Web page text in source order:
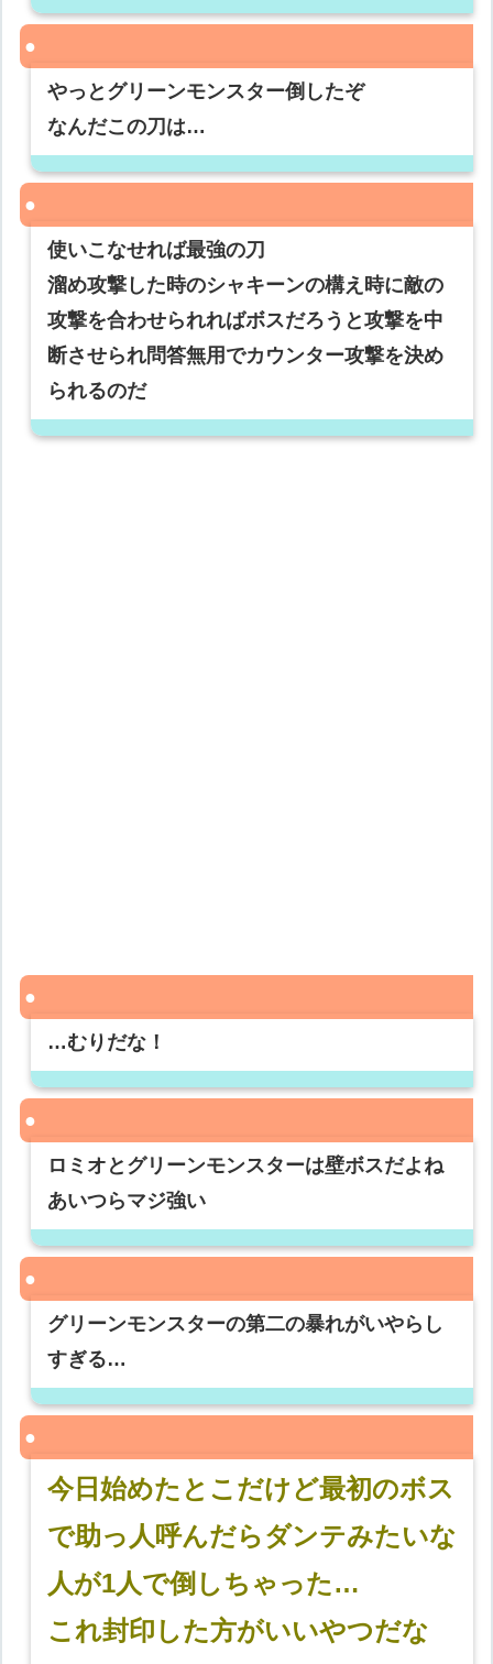
やっとグリーンモンスター倒したぞ
なんだこの刀は…
使いこなせれば最強の刀
溜め攻撃した時のシャキーンの構え時に敵の
攻撃を合わせられればボスだろうと攻撃を中
断させられ問答無用でカウンター攻撃を決め
られるのだ
…むりだな！
ロミオとグリーンモンスターは壁ボスだよね
あいつらマジ強い
グリーンモンスターの第二の暴れがいやらし
すぎる…
今日始めたとこだけど最初のボス
で助っ人呼んだらダンテみたいな
人が1人で倒しちゃった…
これ封印した方がいいやつだな